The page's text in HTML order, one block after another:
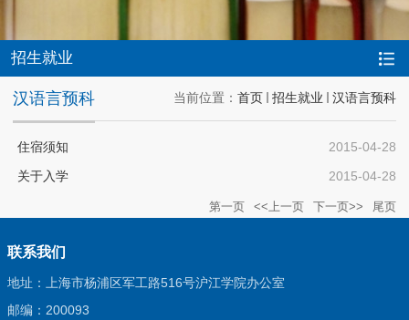
招生就业
当前位置： 首页 招生就业 汉语言预科
汉语言预科
住宿须知
2015-04-28
关于入学
2015-04-28
第一页 <<上一页 下一页>> 尾页
联系我们
地址：上海市杨浦区军工路516号沪江学院办公室
邮编：200093